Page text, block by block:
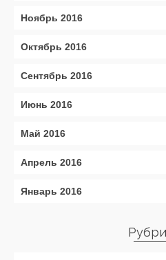
Ноябрь 2016
Октябрь 2016
Сентябрь 2016
Июнь 2016
Май 2016
Апрель 2016
Январь 2016